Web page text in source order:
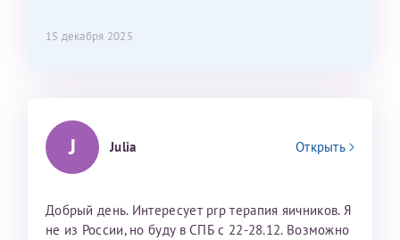
15 декабря 2025
J Julia Открыть
Добрый день. Интересует prp терапия яичников. Я
не из России, но буду в СПБ с 22-28.12. Возможно